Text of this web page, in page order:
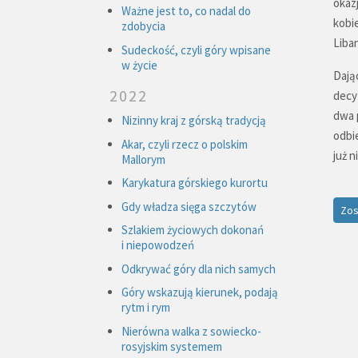
Ważne jest to, co nadal do
zdobycia
Sudeckość, czyli góry wpisane
w życie
2022
Nizinny kraj z górską tradycją
Akar, czyli rzecz o polskim
Mallorym
Karykatura górskiego kurortu
Gdy władza sięga szczytów
Szlakiem życiowych dokonań
i niepowodzeń
Odkrywać góry dla nich samych
Góry wskazują kierunek, podają
rytm i rym
Nierówna walka z sowiecko-
rosyjskim systemem
dwa
już